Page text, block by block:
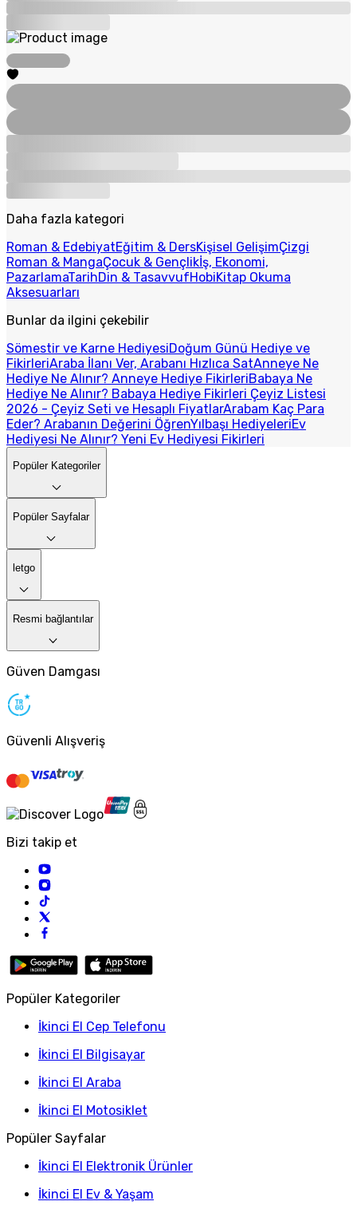
Daha fazla kategori
Roman & EdebiyatEğitim & DersKişisel GelişimÇizgi
Roman & MangaÇocuk & Gençlikİş, Ekonomi,
PazarlamaTarihDin & TasavvufHobiKitap Okuma
Aksesuarları
Bunlar da ilgini çekebilir
Sömestir ve Karne HediyesiDoğum Günü Hediye ve
FikirleriAraba İlanı Ver, Arabanı Hızlıca SatAnneye Ne
Hediye Ne Alınır? Anneye Hediye FikirleriBabaya Ne
Hediye Ne Alınır? Babaya Hediye Fikirleri Çeyiz Listesi
2026 - Çeyiz Seti ve Hesaplı FiyatlarArabam Kaç Para
Eder? Arabanın Değerini ÖğrenYılbaşı HediyeleriEv
Hediyesi Ne Alınır? Yeni Ev Hediyesi Fikirleri
Popüler Kategoriler
Popüler Sayfalar
letgo
Resmi bağlantılar
Güven Damgası
Güvenli Alışveriş
Bizi takip et
Popüler Kategoriler
İkinci El Cep Telefonu
İkinci El Bilgisayar
İkinci El Araba
İkinci El Motosiklet
Popüler Sayfalar
İkinci El Elektronik Ürünler
İkinci El Ev & Yaşam